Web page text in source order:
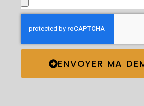
ENVOYER MA